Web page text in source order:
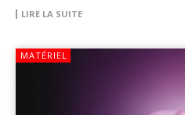
LIRE LA SUITE
MATÉRIEL